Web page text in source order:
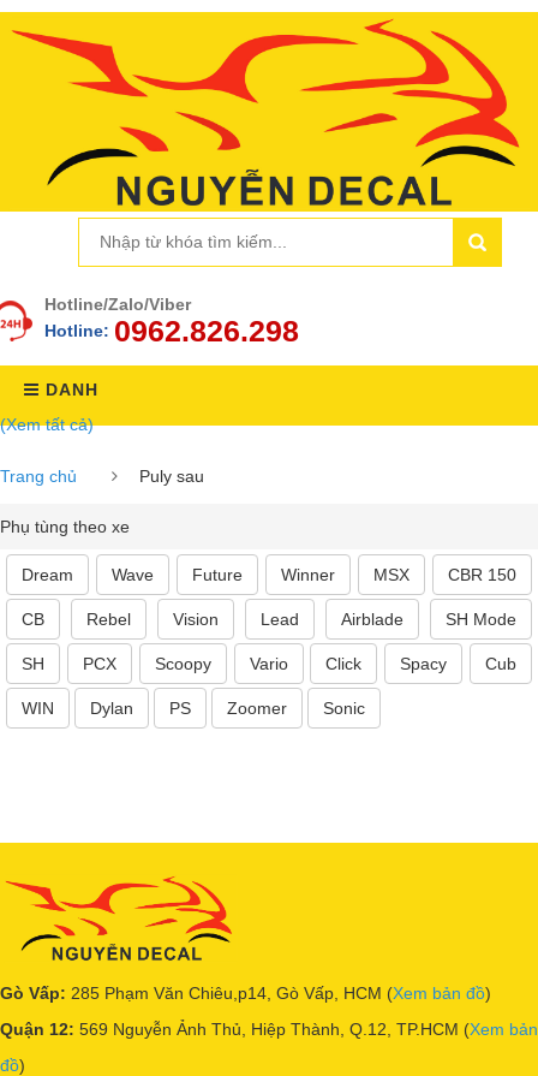
Hotline/Zalo/Viber
Hotline: 0962.826.298
DANH
(Xem tất cả)
Trang chủ Puly sau
Phụ tùng theo xe
Dream Wave Future Winner MSX CBR 150
CB Rebel Vision Lead Airblade SH Mode
SH PCX Scoopy Vario Click Spacy Cub
WIN Dylan PS Zoomer Sonic
Gò Vấp: 285 Phạm Văn Chiêu,p14, Gò Vấp, HCM (Xem bản đồ)
Quận 12: 569 Nguyễn Ảnh Thủ, Hiệp Thành, Q.12, TP.HCM (Xem bản
đồ)